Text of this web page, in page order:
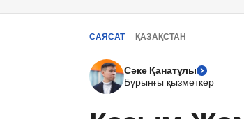
САЯСАТ ҚАЗАҚСТАН
Сәке Қанатұлы
Бұрынғы қызметкер